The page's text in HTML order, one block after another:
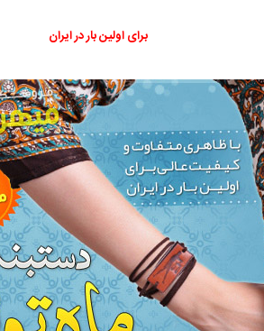
برای اولین بار در ایران